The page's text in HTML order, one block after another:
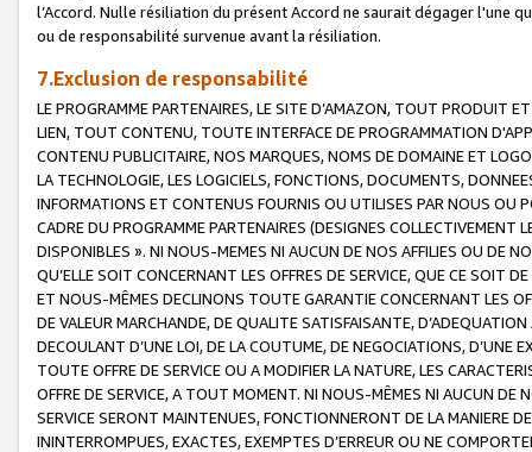
l’Accord. Nulle résiliation du présent Accord ne saurait dégager l'une
ou de responsabilité survenue avant la résiliation.
7.Exclusion de responsabilité
LE PROGRAMME PARTENAIRES, LE SITE D’AMAZON, TOUT PRODUIT
LIEN, TOUT CONTENU, TOUTE INTERFACE DE PROGRAMMATION
CONTENU PUBLICITAIRE, NOS MARQUES, NOMS DE DOMAINE ET
LA TECHNOLOGIE, LES LOGICIELS, FONCTIONS, DOCUMENTS,
INFORMATIONS ET CONTENUS FOURNIS OU UTILISES PAR NOUS OU
CADRE DU PROGRAMME PARTENAIRES (DESIGNES COLLECTIVEMENT
DISPONIBLES ». NI NOUS-MEMES NI AUCUN DE NOS AFFILIES OU DE
QU’ELLE SOIT CONCERNANT LES OFFRES DE SERVICE, QUE CE SOIT
ET NOUS-MÊMES DECLINONS TOUTE GARANTIE CONCERNANT LES
DE VALEUR MARCHANDE, DE QUALITE SATISFAISANTE,
DECOULANT D’UNE LOI, DE LA COUTUME, DE NEGOCIATIONS, D’UNE
TOUTE OFFRE DE SERVICE OU A MODIFIER LA NATURE, LES
OFFRE DE SERVICE, A TOUT MOMENT. NI NOUS-MÊMES NI AUCUN DE
SERVICE SERONT MAINTENUES, FONCTIONNERONT DE LA MANIERE
ININTERROMPUES, EXACTES, EXEMPTES D’ERREUR OU NE